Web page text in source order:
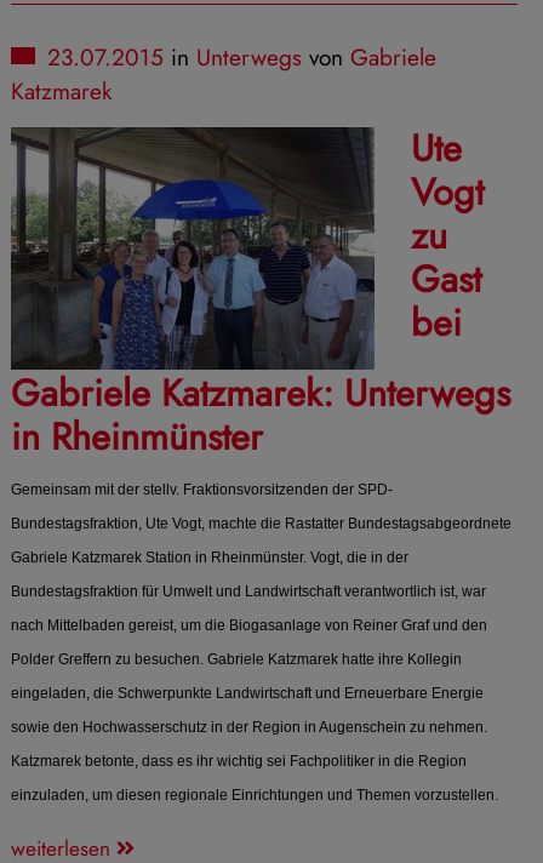
23.07.2015 in Unterwegs von Gabriele
Katzmarek
Ute
Vogt
zu
Gast
bei
Gabriele Katzmarek: Unterwegs
in Rheinmünster
Gemeinsam mit der stellv. Fraktionsvorsitzenden der SPD-
Bundestagsfraktion, Ute Vogt, machte die Rastatter Bundestagsabgeordnete
Gabriele Katzmarek Station in Rheinmünster. Vogt, die in der
Bundestagsfraktion für Umwelt und Landwirtschaft verantwortlich ist, war
nach Mittelbaden gereist, um die Biogasanlage von Reiner Graf und den
Polder Greffern zu besuchen. Gabriele Katzmarek hatte ihre Kollegin
eingeladen, die Schwerpunkte Landwirtschaft und Erneuerbare Energie
sowie den Hochwasserschutz in der Region in Augenschein zu nehmen.
Katzmarek betonte, dass es ihr wichtig sei Fachpolitiker in die Region
einzuladen, um diesen regionale Einrichtungen und Themen vorzustellen.
weiterlesen